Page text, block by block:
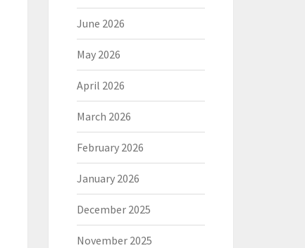
June 2026
May 2026
April 2026
March 2026
February 2026
January 2026
December 2025
November 2025